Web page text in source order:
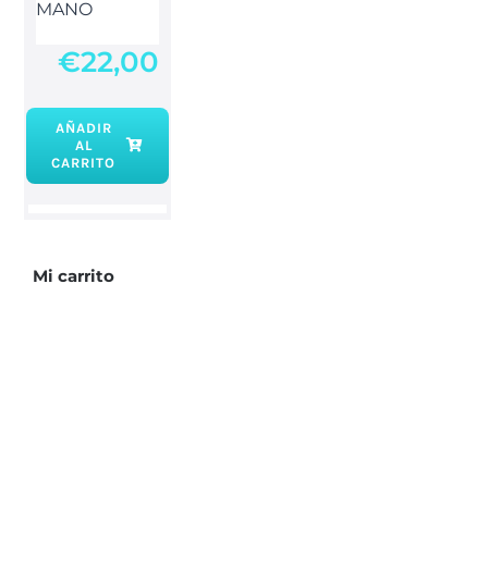
MANO
€22,00
AÑADIR
AL
CARRITO
Mi carrito